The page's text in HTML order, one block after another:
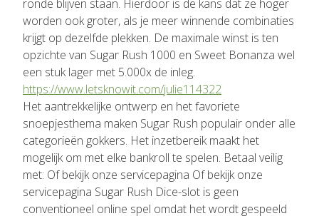
ronde blijven staan. Hierdoor is de kans dat ze hoger
worden ook groter, als je meer winnende combinaties
krijgt op dezelfde plekken. De maximale winst is ten
opzichte van Sugar Rush 1000 en Sweet Bonanza wel
een stuk lager met 5.000x de inleg.
https://www.letsknowit.com/julie114322
Het aantrekkelijke ontwerp en het favoriete
snoepjesthema maken Sugar Rush populair onder alle
categorieën gokkers. Het inzetbereik maakt het
mogelijk om met elke bankroll te spelen. Betaal veilig
met: Of bekijk onze servicepagina Of bekijk onze
servicepagina Sugar Rush Dice-slot is geen
conventioneel online spel omdat het wordt gespeeld